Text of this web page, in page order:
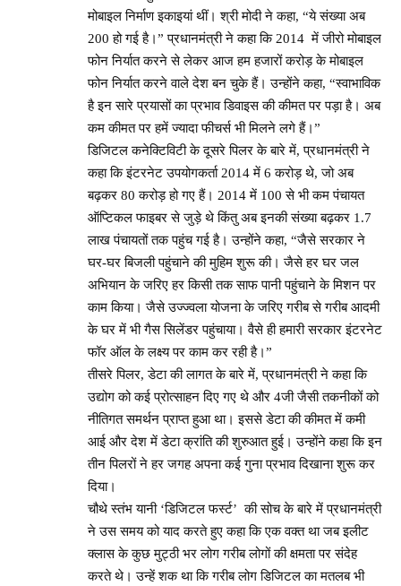
मोबाइल निर्माण इकाइयां थीं। श्री मोदी ने कहा, “ये संख्या अब
200 हो गई है।” प्रधानमंत्री ने कहा कि 2014 में जीरो मोबाइल
फोन निर्यात करने से लेकर आज हम हजारों करोड़ के मोबाइल
फोन निर्यात करने वाले देश बन चुके हैं। उन्होंने कहा, “स्वाभाविक
है इन सारे प्रयासों का प्रभाव डिवाइस की कीमत पर पड़ा है। अब
कम कीमत पर हमें ज्यादा फीचर्स भी मिलने लगे हैं।”
डिजिटल कनेक्टिविटी के दूसरे पिलर के बारे में, प्रधानमंत्री ने
कहा कि इंटरनेट उपयोगकर्ता 2014 में 6 करोड़ थे, जो अब
बढ़कर 80 करोड़ हो गए हैं। 2014 में 100 से भी कम पंचायत
ऑप्टिकल फाइबर से जुड़े थे किंतु अब इनकी संख्या बढ़कर 1.7
लाख पंचायतों तक पहुंच गई है। उन्होंने कहा, “जैसे सरकार ने
घर-घर बिजली पहुंचाने की मुहिम शुरू की। जैसे हर घर जल
अभियान के जरिए हर किसी तक साफ पानी पहुंचाने के मिशन पर
काम किया। जैसे उज्‍ज्‍वला योजना के जरिए गरीब से गरीब आदमी
के घर में भी गैस सिलेंडर पहुंचाया। वैसे ही हमारी सरकार इंटरनेट
फॉर ऑल के लक्ष्य पर काम कर रही है।”
तीसरे पिलर, डेटा की लागत के बारे में, प्रधानमंत्री ने कहा कि
उद्योग को कई प्रोत्साहन दिए गए थे और 4जी जैसी तकनीकों को
नीतिगत समर्थन प्राप्त हुआ था। इससे डेटा की कीमत में कमी
आई और देश में डेटा क्रांति की शुरुआत हुई। उन्होंने कहा कि इन
तीन पिलरों ने हर जगह अपना कई गुना प्रभाव दिखाना शुरू कर
दिया।
चौथे स्तंभ यानी ‘डिजिटल फर्स्ट’ की सोच के बारे में प्रधानमंत्री
ने उस समय को याद करते हुए कहा कि एक वक्त था जब इलीट
क्लास के कुछ मुट्ठी भर लोग गरीब लोगों की क्षमता पर संदेह
करते थे। उन्हें शक था कि गरीब लोग डिजिटल का मतलब भी